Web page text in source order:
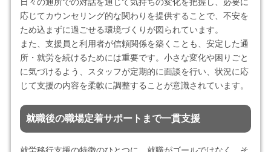
応じてカウンセリング的な関わりを提供することで、不安を
ため込まずに過ごせる環境づくりが図られています。
また、支援員と利用者が信頼関係を築くことも、安定した通
所・就労を続けるためには重要です。小さな変化や困りごと
に気づけるよう、スタッフが定期的に面談を行い、状況に応
じて支援の内容を柔軟に調整することが意識されています。
就職後の職場定着サポートまで一貫支援